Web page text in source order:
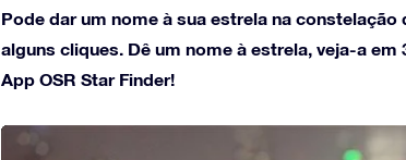
Pode dar um nome à sua estrela na constelação
alguns cliques. Dê um nome à estrela, veja-a em
App OSR Star Finder!